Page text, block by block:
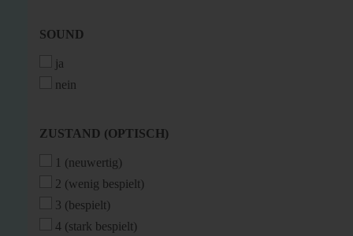
SOUND
SOUND
ja
nein
ZUSTAND
ZUSTAND (OPTISCH)
1 (neuwertig)
2 (wenig bespielt)
3 (bespielt)
4 (stark bespielt)